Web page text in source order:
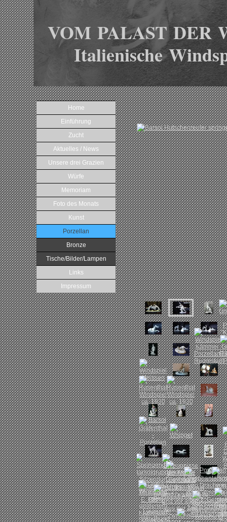
VOM PALAST DER
Italienische
Home
Einführung
Zucht
Aktuelles / News
Unsere drei Grazien
Würfe
Memoriam
Foto des Monats
Kunst
Porzellan
Bronze
Tische/Bilder/Lampen
Links
Impressum